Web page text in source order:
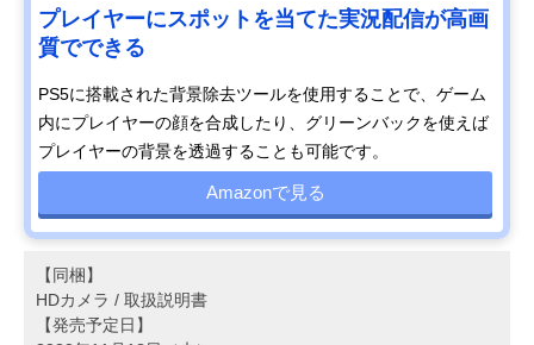
プレイヤーにスポットを当てた実況配信が高画
質でできる
PS5に搭載された背景除去ツールを使用することで、ゲーム
内にプレイヤーの顔を合成したり、グリーンバックを使えば
プレイヤーの背景を透過することも可能です。
Amazonで見る
【同梱】
HDカメラ / 取扱説明書
【発売予定日】